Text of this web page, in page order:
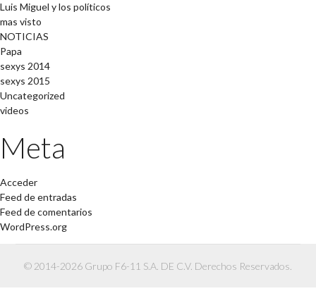
Luis Miguel y los políticos
mas visto
NOTICIAS
Papa
sexys 2014
sexys 2015
Uncategorized
videos
Meta
Acceder
Feed de entradas
Feed de comentarios
WordPress.org
© 2014-2026 Grupo F6-11 S.A. DE C.V. Derechos Reservados.